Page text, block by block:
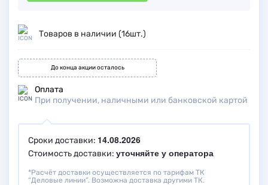
Товаров в наличии (16шт.)
До конца акции осталось
Оплата
При получении, наличными или банковской картой
Сроки доставки: 14.08.2026
Стоимость доставки: уточняйте у оператора
*Расчёт доставки осуществляется по тарифам ТК
“Деловые линии”. Возможна доставка другими ТК.